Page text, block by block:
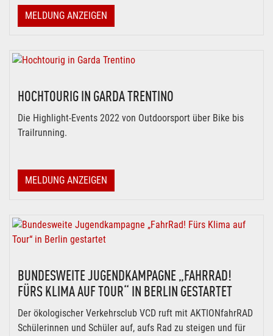
MELDUNG ANZEIGEN
HOCHTOURIG IN GARDA TRENTINO
Die Highlight-Events 2022 von Outdoorsport über Bike bis
Trailrunning.
MELDUNG ANZEIGEN
BUNDESWEITE JUGENDKAMPAGNE „FAHRRAD!
FÜRS KLIMA AUF TOUR“ IN BERLIN GESTARTET
Der ökologischer Verkehrsclub VCD ruft mit AKTIONfahrRAD
Schülerinnen und Schüler auf, aufs Rad zu steigen und für